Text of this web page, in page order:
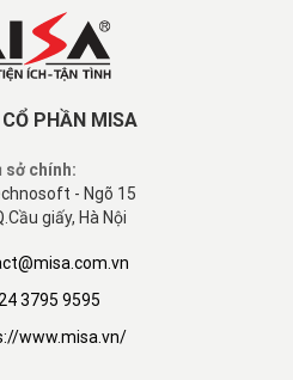
PHẦN MISA
sở chính:
- Ngõ 15
giấy, Hà Nội
3795 9595
www.misa.vn/